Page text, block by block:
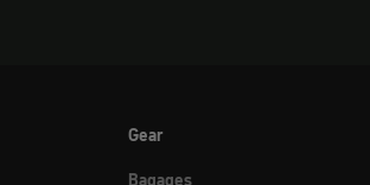
Gear
Bagages